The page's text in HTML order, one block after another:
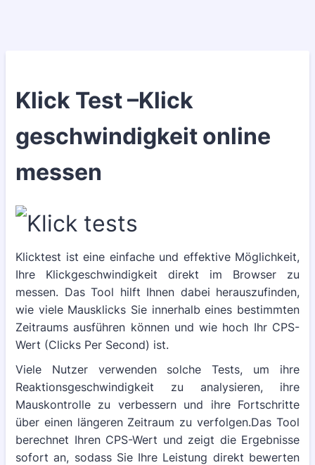
Klick Test –Klick
geschwindigkeit online
messen
Klicktest ist eine einfache und effektive Möglichkeit,
Ihre Klickgeschwindigkeit direkt im Browser zu
messen. Das Tool hilft Ihnen dabei herauszufinden,
wie viele Mausklicks Sie innerhalb eines bestimmten
Zeitraums ausführen können und wie hoch Ihr CPS-
Wert (Clicks Per Second) ist.
Viele Nutzer verwenden solche Tests, um ihre
Reaktionsgeschwindigkeit zu analysieren, ihre
Mauskontrolle zu verbessern und ihre Fortschritte
über einen längeren Zeitraum zu verfolgen.Das Tool
berechnet Ihren CPS-Wert und zeigt die Ergebnisse
sofort an, sodass Sie Ihre Leistung direkt bewerten